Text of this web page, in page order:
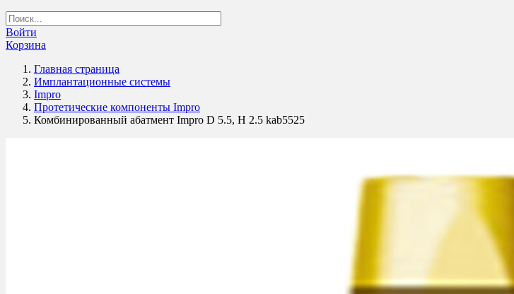
Войти
Корзина
Главная страница
Имплантационные системы
Impro
Протетические компоненты Impro
Комбинированный абатмент Impro D 5.5, H 2.5 kab5525